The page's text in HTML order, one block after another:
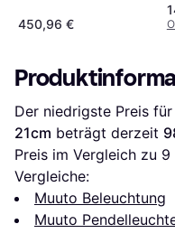
450,96 €
Der niedrigste Preis für
21cm beträgt derzeit
Preis im Vergleich zu 9
Vergleiche:
Muuto Beleuchtung
Muuto